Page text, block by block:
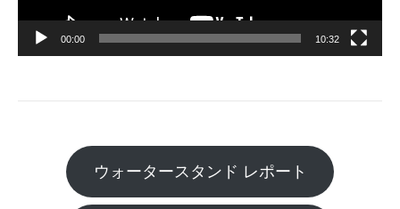
00:00 10:32
ウォータースタンド レポート